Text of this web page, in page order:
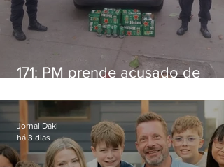
171: PM prende acusado de
Niterói
Jornal Daki
há 3 dias